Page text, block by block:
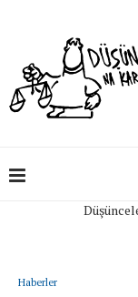
Haberler